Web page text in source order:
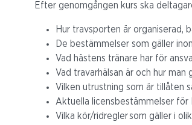
Efter genomgången kurs ska
Hur travsporten är organiserad,
De bestämmelser som gäller
Vad hästens tränare har för
Vad travarhälsan är och hur
Vilken utrustning som är tillåten
Aktuella licensbestämmelser för
Vilka kör/ridregler som gäller i